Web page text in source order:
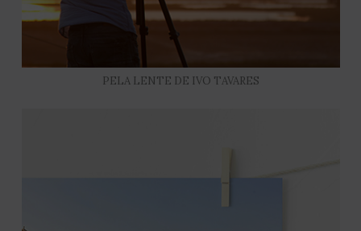
PELA LENTE DE IVO TAVARES